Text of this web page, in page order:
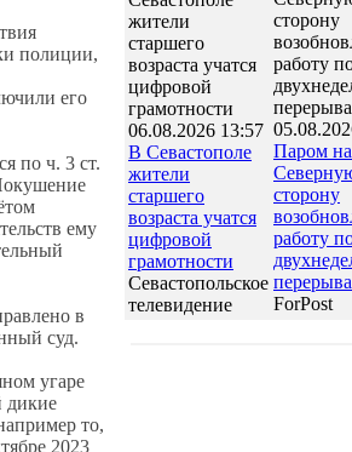
полиции,
его
по ч. 3 ст.
ему
в
суд.
угаре
дикие
то,
2023
06.08.2026 13:57
В Севастополе
жители
старшего
возраста учатся
цифровой
грамотности
Севастопольское
телевидение
Паром на
сторону
работу
перерыва
ForPost